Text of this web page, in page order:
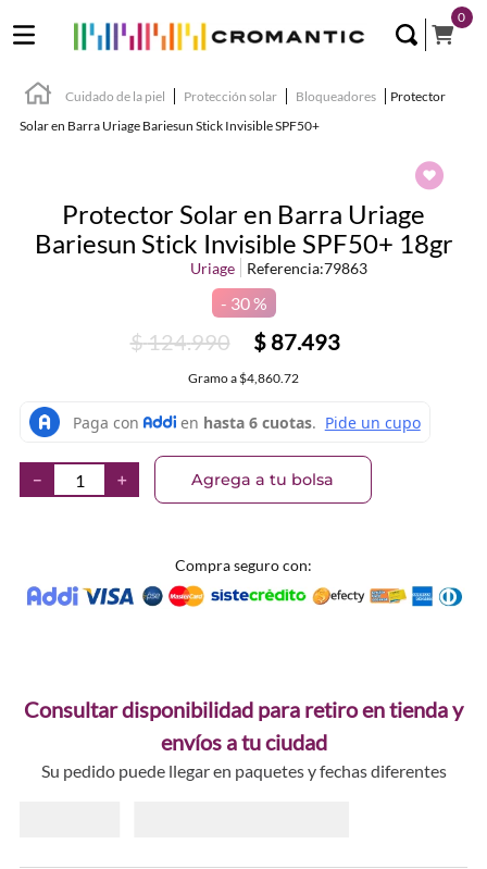
0
Cuidado de la piel Protección solar Bloqueadores
Protector
Solar en Barra Uriage Bariesun Stick Invisible SPF50+
Protector Solar en Barra Uriage
Bariesun Stick Invisible SPF50+ 18gr
Uriage Referencia:79863
30 %
$124.990 $ 87.493
Gramoa $4,860.72
＋
－ Agrega a tu bolsa
Compra seguro con:
Consultar disponibilidad para retiro en tienda y
envíos a tu ciudad
Su pedido puede llegar en paquetes y fechas diferentes